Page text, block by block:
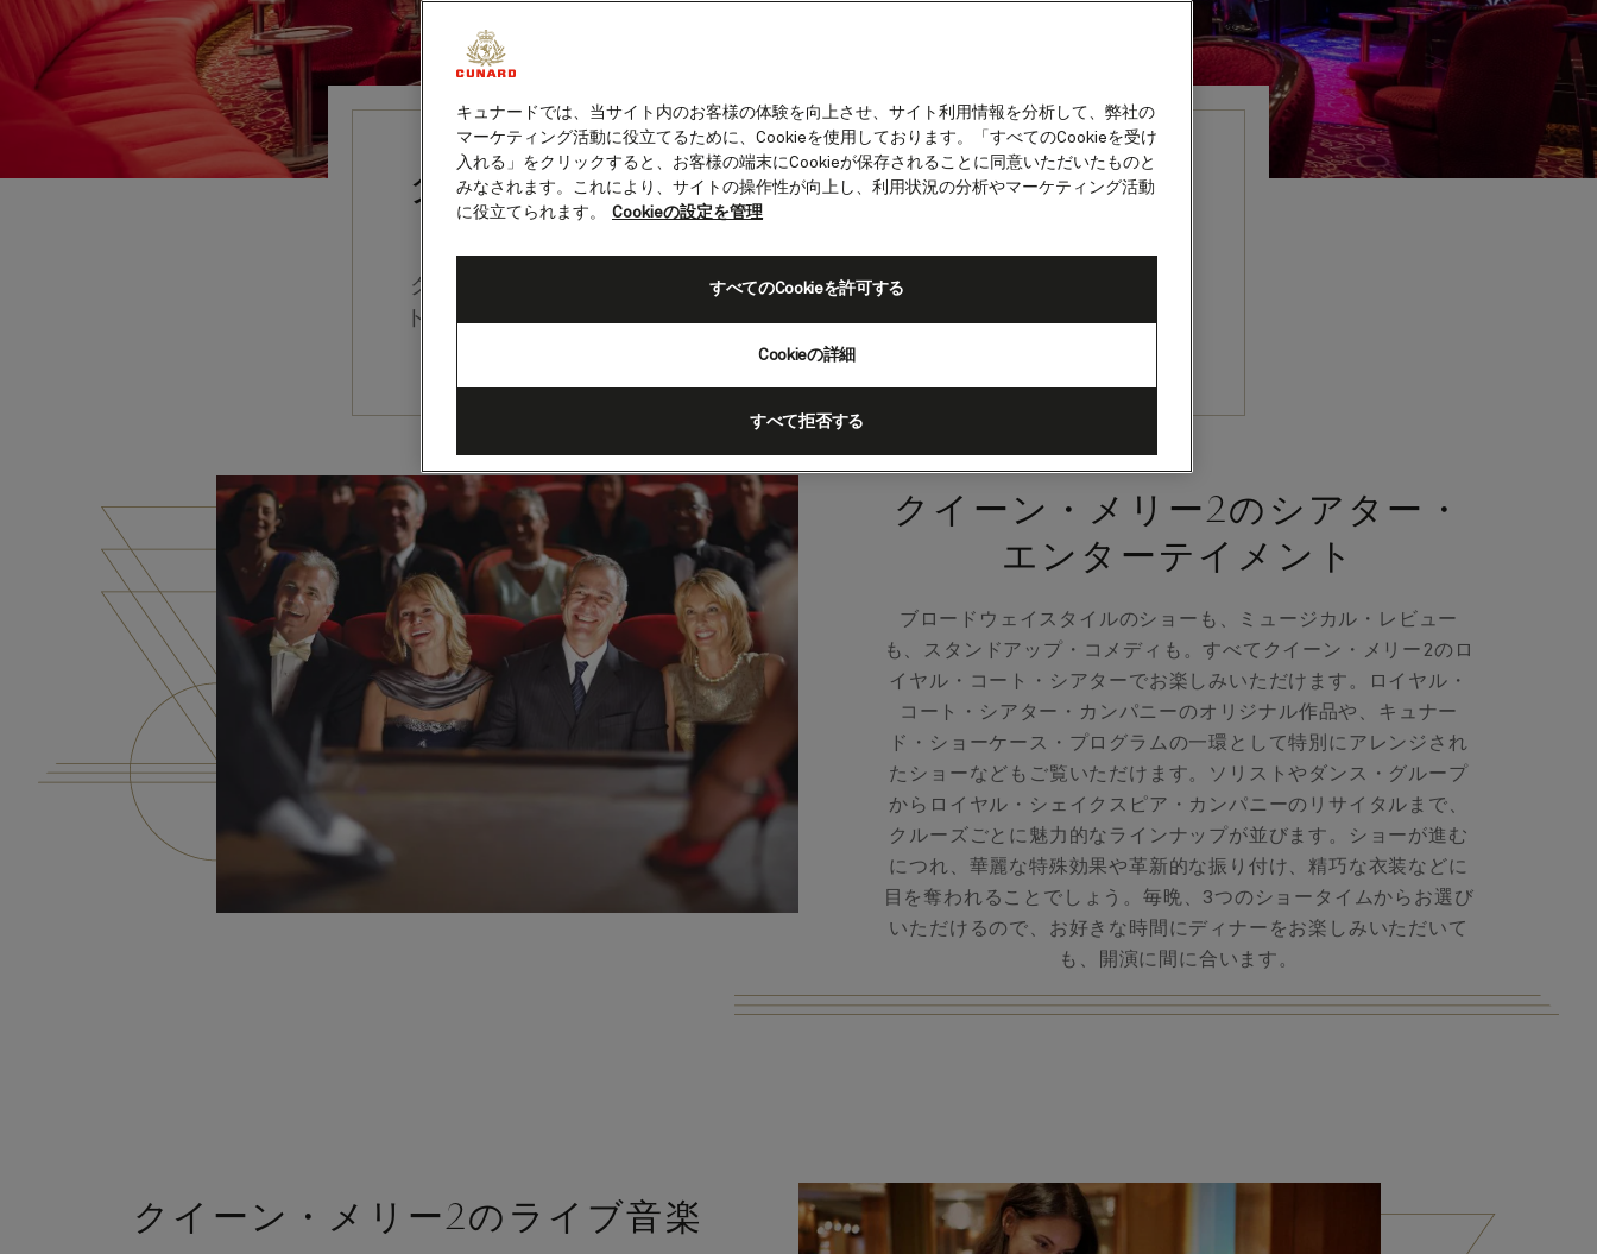
クイーン・メリー2のエンターテイメン
クイーン・メリー2の船上では、昼夜を問わず、多彩な無料エンターテイメン
トが楽しめます。エネルギー、笑い、感動、そして魅力に満ちた、忘れられな
いライブパフォーマンスや充実したアクティビティをお楽しみください。
クイーン・メリー2のシアター・
エンターテイメント
ブロードウェイスタイルのショーも、ミュージカル・レビュー
も、スタンドアップ・コメディも。すべてクイーン・メリー2のロ
イヤル・コート・シアターでお楽しみいただけます。ロイヤル・
コート・シアター・カンパニーのオリジナル作品や、キュナー
ド・ショーケース・プログラムの一環として特別にアレンジされ
たショーなどもご覧いただけます。ソリストやダンス・グループ
からロイヤル・シェイクスピア・カンパニーのリサイタルまで、
クルーズごとに魅力的なラインナップが並びます。ショーが進む
につれ、華麗な特殊効果や革新的な振り付け、精巧な衣装などに
目を奪われることでしょう。毎晩、3つのショータイムからお選び
いただけるので、お好きな時間にディナーをお楽しみいただいて
も、開演に間に合います。
クイーン・メリー2のライブ音楽
キュナードでは、当サイト内のお客様の体験を向上させ、サイト利用情報を分析して、弊社の
マーケティング活動に役立てるために、Cookieを使用しております。「すべてのCookieを受け
入れる」をクリックすると、お客様の端末にCookieが保存されることに同意いただいたものと
みなされます。これにより、サイトの操作性が向上し、利用状況の分析やマーケティング活動
に役立てられます。
Cookieの設定を管理
Cookieの詳細
すべて拒否する
すべてのCookieを許可する